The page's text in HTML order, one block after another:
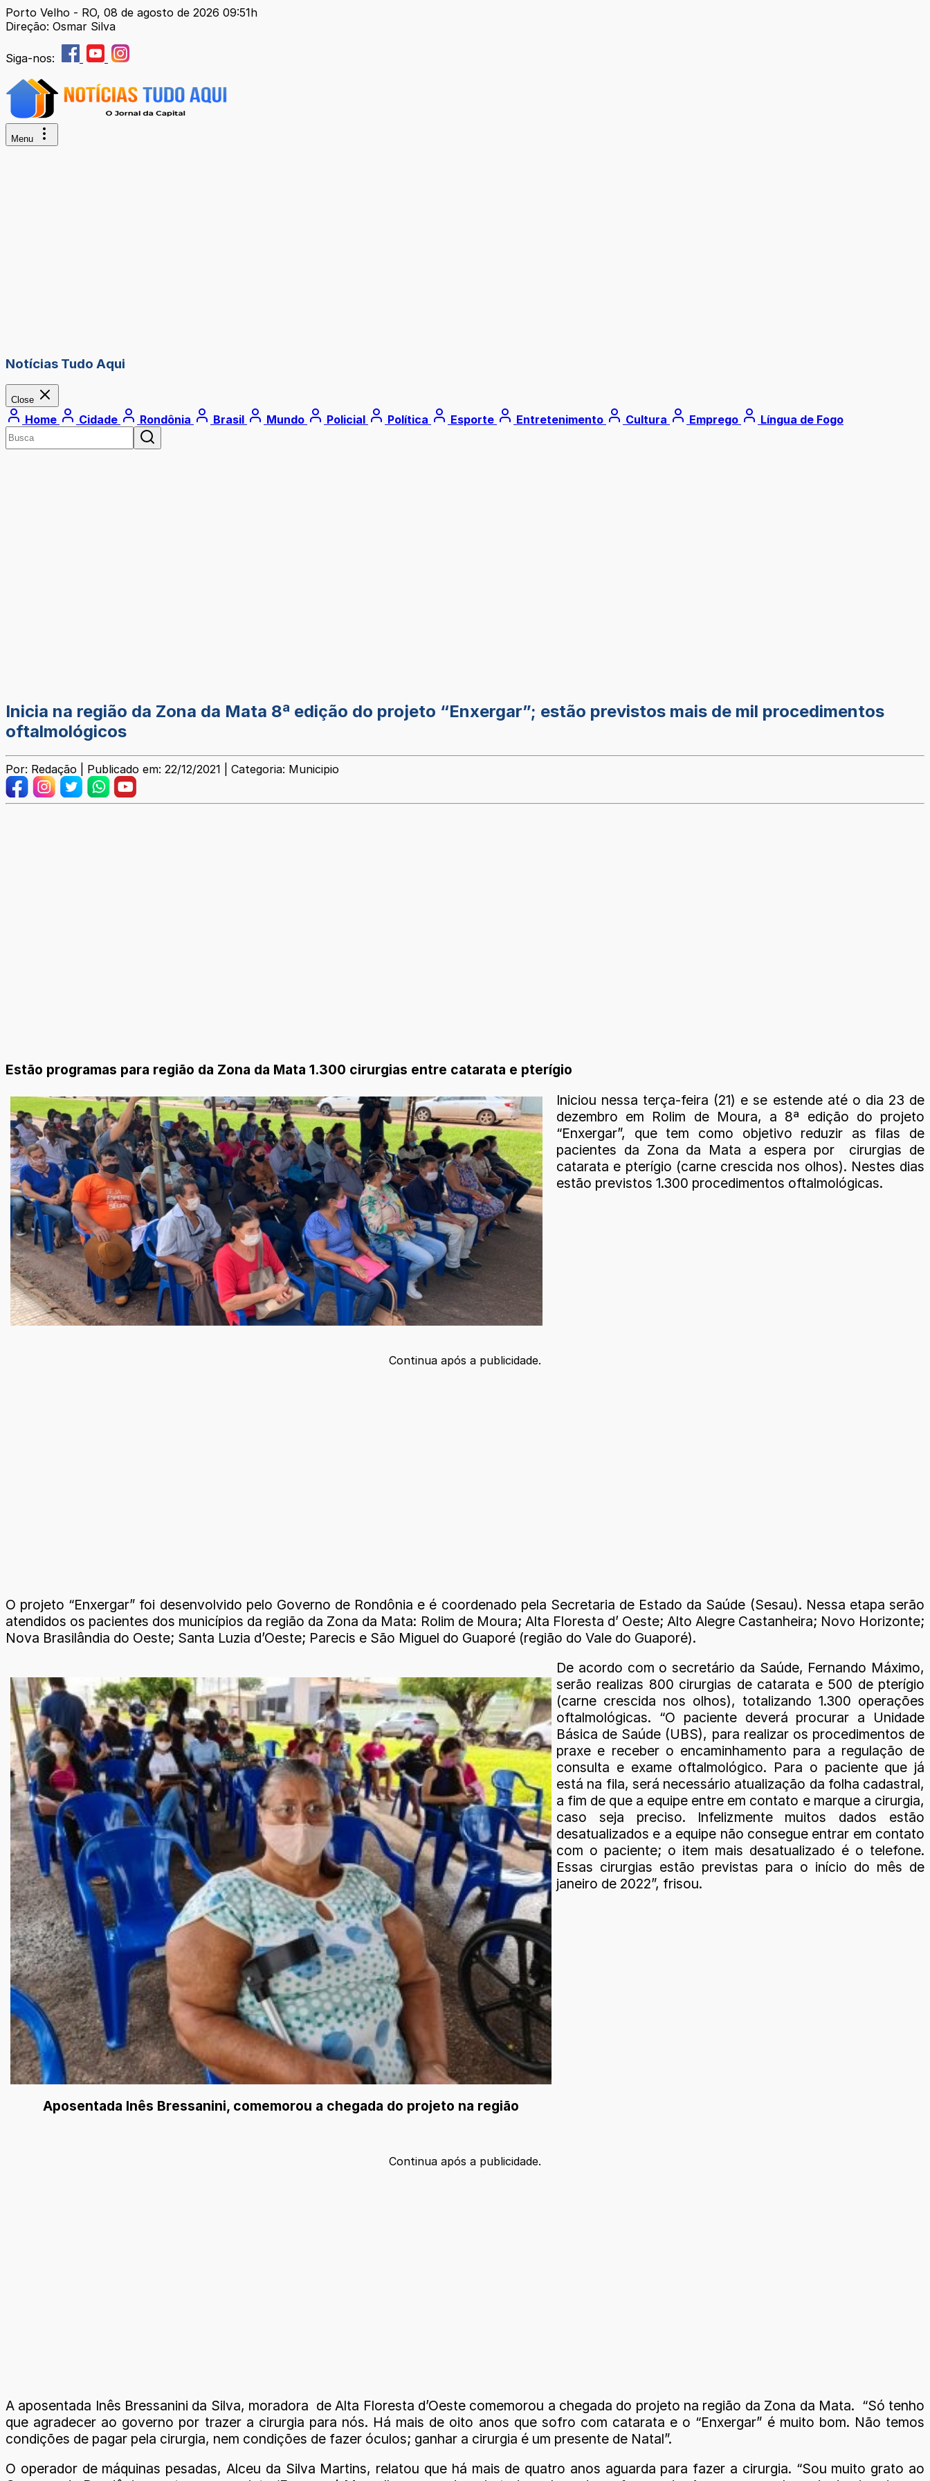
Porto Velho - RO, 08 de agosto de 2026 09:51h
Direção: Osmar Silva
Siga-nos:
Menu
Notícias Tudo Aqui
Close
Home Cidade Rondônia Brasil Mundo Policial Política Esporte Entretenimento Cultura Emprego Língua de Fogo
Inicia na região da Zona da Mata 8ª edição do projeto “Enxergar”; estão previstos mais de mil procedimentos
oftalmológicos
Por: Redação | Publicado em: 22/12/2021 | Categoria: Municipio
Estão programas para região da Zona da Mata 1.300 cirurgias entre catarata e pterígio
Iniciou nessa terça-feira (21) e se estende até o dia 23 de
dezembro em Rolim de Moura, a 8ª edição do projeto
“Enxergar”, que tem como objetivo reduzir as filas de
pacientes da Zona da Mata a espera por cirurgias de
catarata e pterígio (carne crescida nos olhos). Nestes dias
estão previstos 1.300 procedimentos oftalmológicas.
Continua após a publicidade.
O projeto “Enxergar” foi desenvolvido pelo Governo de Rondônia e é coordenado pela Secretaria de Estado da Saúde (Sesau). Nessa etapa serão
atendidos os pacientes dos municípios da região da Zona da Mata: Rolim de Moura; Alta Floresta d’ Oeste; Alto Alegre Castanheira; Novo Horizonte;
Nova Brasilândia do Oeste; Santa Luzia d’Oeste; Parecis e São Miguel do Guaporé (região do Vale do Guaporé).
Aposentada Inês Bressanini, comemorou a chegada do projeto na região
De acordo com o secretário da Saúde, Fernando Máximo,
serão realizas 800 cirurgias de catarata e 500 de pterígio
(carne crescida nos olhos), totalizando 1.300 operações
oftalmológicas. “O paciente deverá procurar a Unidade
Básica de Saúde (UBS), para realizar os procedimentos de
praxe e receber o encaminhamento para a regulação de
consulta e exame oftalmológico. Para o paciente que já
está na fila, será necessário atualização da folha cadastral,
a fim de que a equipe entre em contato e marque a cirurgia,
caso seja preciso. Infelizmente muitos dados estão
desatualizados e a equipe não consegue entrar em contato
com o paciente; o item mais desatualizado é o telefone.
Essas cirurgias estão previstas para o início do mês de
janeiro de 2022”, frisou.
Continua após a publicidade.
A aposentada Inês Bressanini da Silva, moradora de Alta Floresta d’Oeste comemorou a chegada do projeto na região da Zona da Mata. “Só tenho
que agradecer ao governo por trazer a cirurgia para nós. Há mais de oito anos que sofro com catarata e o “Enxergar” é muito bom. Não temos
condições de pagar pela cirurgia, nem condições de fazer óculos; ganhar a cirurgia é um presente de Natal”.
O operador de máquinas pesadas, Alceu da Silva Martins, relatou que há mais de quatro anos aguarda para fazer a cirurgia. “Sou muito grato ao